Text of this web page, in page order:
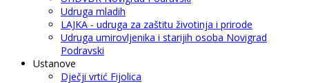
Udruga mladih
LAJKA - udruga za zaštitu životinja i prirode
Udruga umirovljenika i starijih osoba Novigrad
Podravski
Ustanove
Dječji vrtić Fijolica